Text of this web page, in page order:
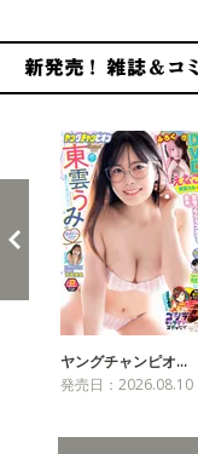
ヤングチャンピオ…
発売日：2026.08.10